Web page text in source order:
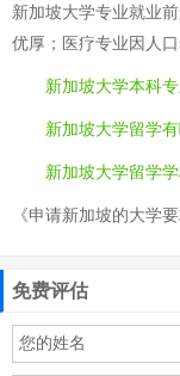
新加坡大学专业就业
优厚；医疗专业因人
新加坡大学本科
新加坡大学留学
新加坡大学留学
《申请新加坡的大学
免费评估